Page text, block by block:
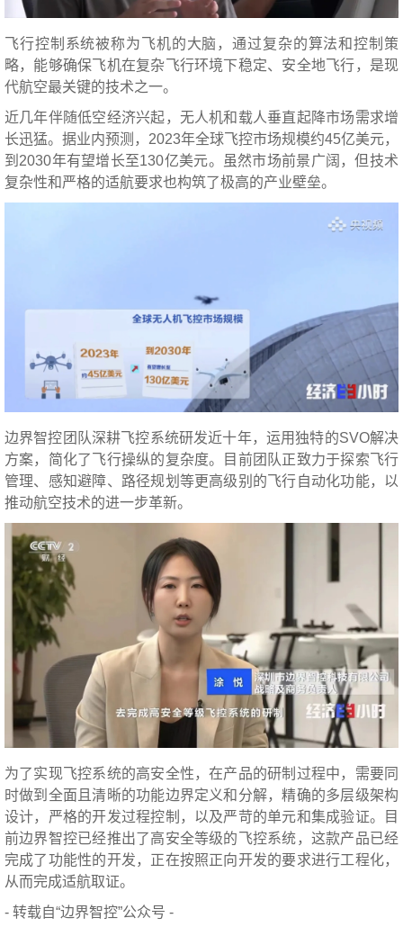
飞行控制系统被称为飞机的大脑，通过复杂的算法和控制策
略，能够确保飞机在复杂飞行环境下稳定、安全地飞行，是现
代航空最关键的技术之一。
近几年伴随低空经济兴起，无人机和载人垂直起降市场需求增
长迅猛。据业内预测，2023年全球飞控市场规模约45亿美元，
到2030年有望增长至130亿美元。虽然市场前景广阔，但技术
复杂性和严格的适航要求也构筑了极高的产业壁垒。
边界智控团队深耕飞控系统研发近十年，运用独特的SVO解决
方案，简化了飞行操纵的复杂度。目前团队正致力于探索飞行
管理、感知避障、路径规划等更高级别的飞行自动化功能，以
推动航空技术的进一步革新。
为了实现飞控系统的高安全性，在产品的研制过程中，需要同
时做到全面且清晰的功能边界定义和分解，精确的多层级架构
设计，严格的开发过程控制，以及严苛的单元和集成验证。目
前边界智控已经推出了高安全等级的飞控系统，这款产品已经
完成了功能性的开发，正在按照正向开发的要求进行工程化，
从而完成适航取证。
- 转载自“边界智控”公众号 -